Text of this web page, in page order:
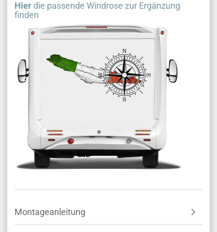
Hier die passende Windrose zur Ergänzung
finden
Montageanleitung